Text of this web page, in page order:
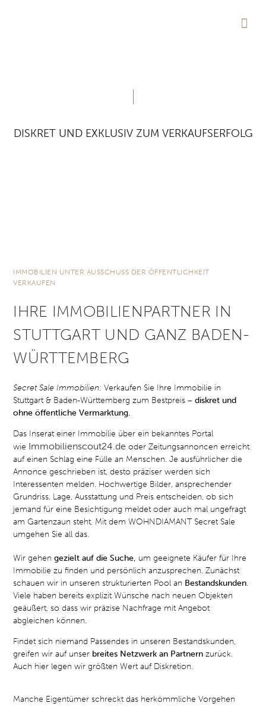
DISKRET UND EXKLUSIV ZUM VERKAUFSERFOLG
IMMOBILIEN UNTER AUSSCHUSS DER ÖFFENTLICHKEIT
VERKAUFEN
IHRE IMMOBILIENPARTNER IN
STUTTGART UND GANZ BADEN-
WÜRTTEMBERG
Secret Sale Immobilien: Verkaufen Sie Ihre Immobilie in
Stuttgart & Baden-Württemberg zum Bestpreis –diskret und
ohne öffentliche Vermarktung.
Das Inserat einer Immobilie über ein bekanntes Portal
wie Immobilienscout24.de oder Zeitungsannoncen erreicht
auf einen Schlag eine Fülle an Menschen. Je ausführlicher die
Annonce geschrieben ist, desto präziser werden sich
Interessenten melden. Hochwertige Bilder, ansprechender
Grundriss, Lage, Ausstattung und Preis entscheiden, ob sich
jemand für eine Besichtigung meldet oder auch mal ungefragt
am Gartenzaun steht. Mit dem WOHNDIAMANT Secret Sale
umgehen Sie all das.
Wir gehen gezielt auf die Suche, um geeignete Käufer für Ihre
Immobilie zu finden und persönlich anzusprechen. Zunächst
schauen wir in unseren strukturierten Pool an Bestandskunden.
Viele haben bereits explizit Wünsche nach neuen Objekten
geäußert, so dass wir präzise Nachfrage mit Angebot
abgleichen können.
Findet sich niemand Passendes in unseren Bestandskunden,
greifen wir auf unser breites Netzwerk an Partnern zurück.
Auch hier legen wir größten Wert auf Diskretion.
Manche Eigentümer schreckt das herkömmliche Vorgehen